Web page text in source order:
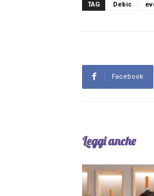
TAG Debic
Facebook
Leggi anche